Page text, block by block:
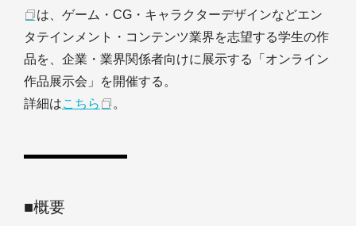
は、ゲーム・CG・キャラクターデザインなどエン
タテインメント・コンテンツ業界を志望する学生の作
品を、企業・業界関係者向けに展示する「オンライン
作品展示会」を開催する。
詳細はこちら 。
■概要